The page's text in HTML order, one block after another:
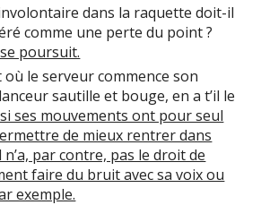
dans la raquette doit-il
comme une perte du point ?
poursuit.
le serveur commence son
sautille et bouge, en a t’il le
ses mouvements ont pour seul
de mieux rentrer dans
n’a, par contre, pas le droit de
faire du bruit avec sa voix ou
exemple.